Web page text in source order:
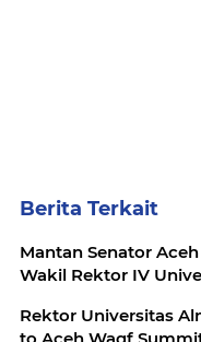
Berita Terkait
Mantan Senator
Wakil Rektor IV
Rektor Universitas